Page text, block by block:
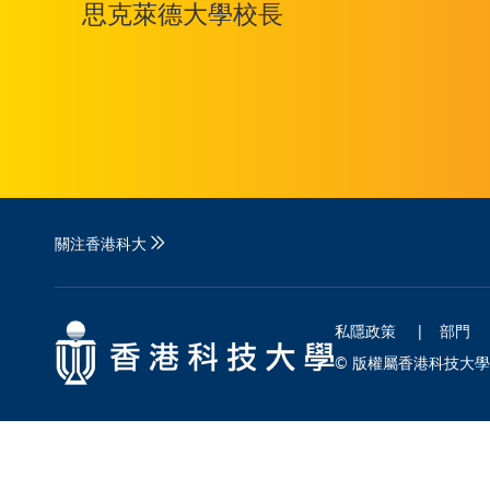
思克萊德大學校長
關注香港科大
私隱政策
部門
© 版權屬香港科技大